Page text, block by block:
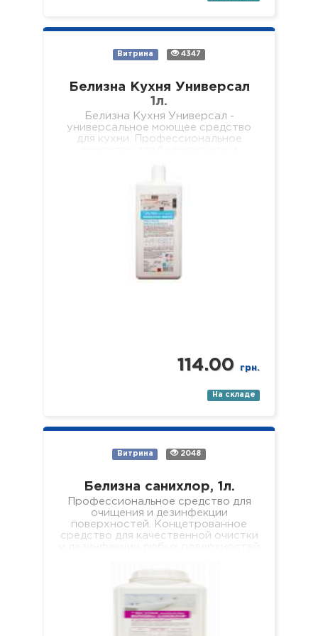
Витрина 4347
Белизна Кухня Универсал
1л.
Белизна Кухня Универсал -
универсальное моющее средство
для кухни. Профессиональное
…
114.00 грн.
На складе
Витрина 2048
Белизна санихлор, 1л.
Профессиональное средство для
очищения и дезинфекции
поверхностей. Концетрованное
средство для качественной очистки
раковины, ванны, душевые поддоны
и т.п.). Средство…